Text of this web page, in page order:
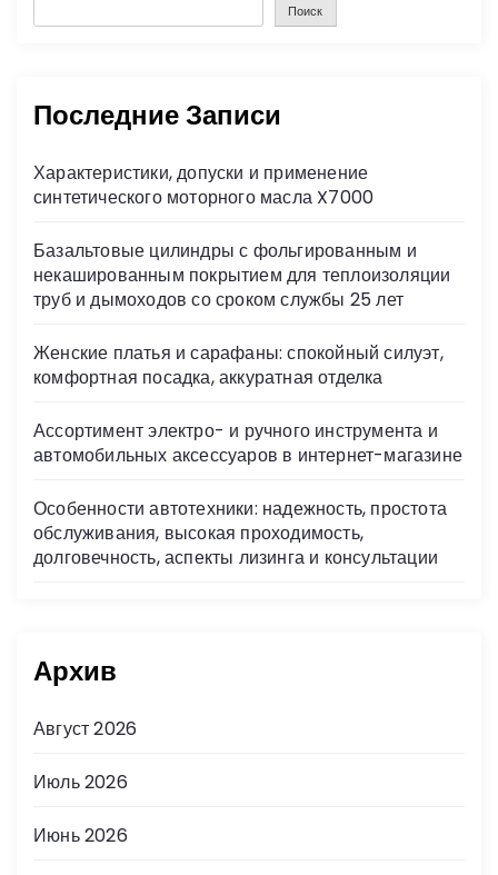
Поиск
Последние Записи
Характеристики, допуски и применение
синтетического моторного масла X7000
Базальтовые цилиндры с фольгированным и
некашированным покрытием для теплоизоляции
труб и дымоходов со сроком службы 25 лет
Женские платья и сарафаны: спокойный силуэт,
комфортная посадка, аккуратная отделка
Ассортимент электро- и ручного инструмента и
автомобильных аксессуаров в интернет-магазине
Особенности автотехники: надежность, простота
обслуживания, высокая проходимость,
долговечность, аспекты лизинга и консультации
Архив
Август 2026
Июль 2026
Июнь 2026